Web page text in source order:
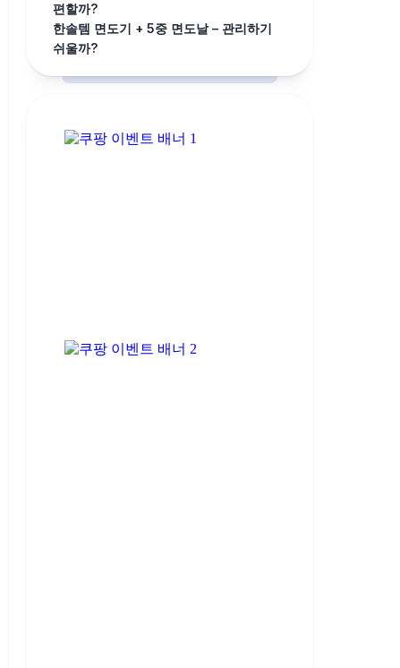
편할까?
한솔템 면도기 + 5중 면도날 – 관리하기
쉬울까?